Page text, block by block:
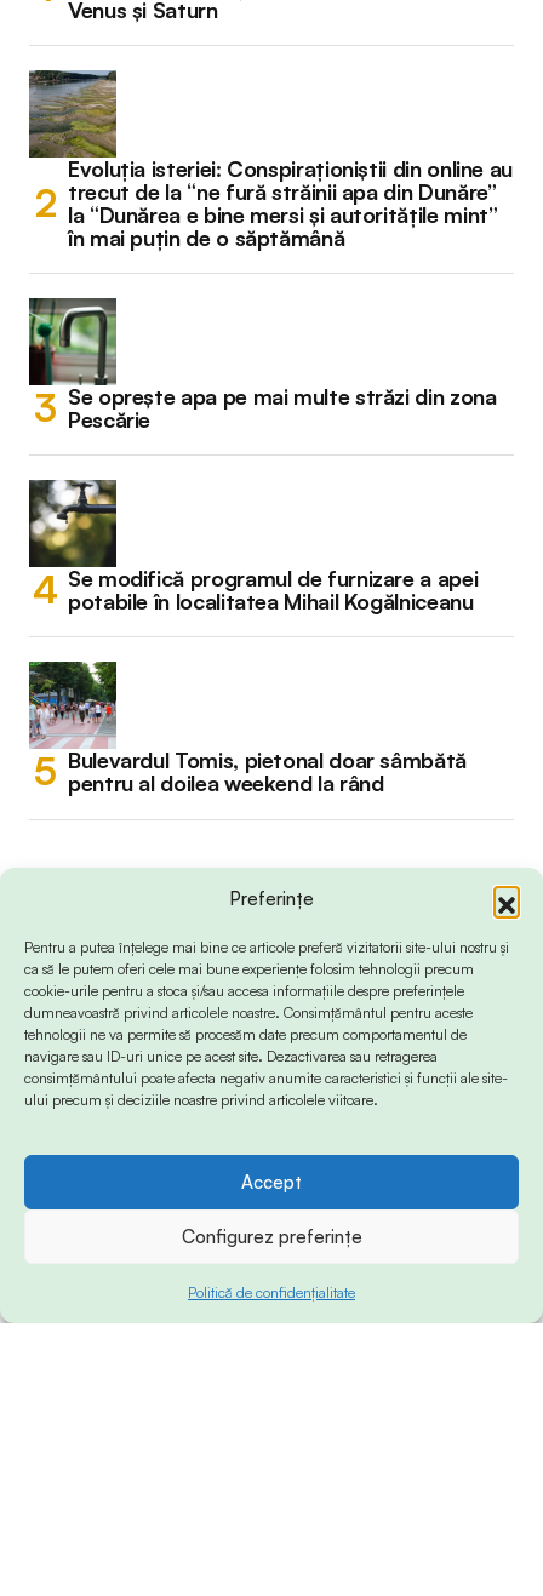
Preferințe
Pentru a putea înțelege mai bine ce articole preferă vizitatorii site-ului nostru și
ca să le putem oferi cele mai bune experiențe folosim tehnologii precum
cookie-urile pentru a stoca și/sau accesa informațiile despre preferințele
dumneavoastră privind articolele noastre. Consimțământul pentru aceste
tehnologii ne va permite să procesăm date precum comportamentul de
navigare sau ID-uri unice pe acest site. Dezactivarea sau retragerea
consimțământului poate afecta negativ anumite caracteristici și funcții ale site-
ului precum și deciziile noastre privind articolele viitoare.
Accept
Configurez preferințe
Politică de confidențialitate
Venus și Saturn
Evoluția isteriei: Conspiraționiștii din online au
trecut de la “ne fură străinii apa din Dunăre”
la “Dunărea e bine mersi și autoritățile mint”
în mai puțin de o săptămână
Se oprește apa pe mai multe străzi din zona
Pescărie
Se modifică programul de furnizare a apei
potabile în localitatea Mihail Kogălniceanu
Bulevardul Tomis, pietonal doar sâmbătă
pentru al doilea weekend la rând